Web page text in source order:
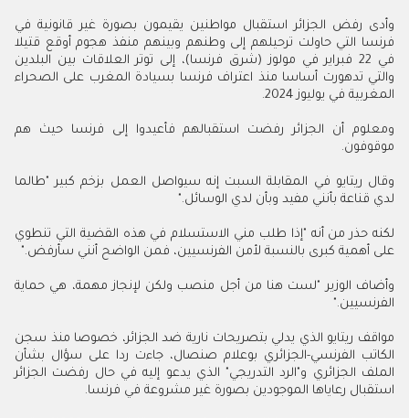
وأدى رفض الجزائر استقبال مواطنين يقيمون بصورة غير قانونية في
فرنسا التي حاولت ترحيلهم إلى وطنهم وبينهم منفذ هجوم أوقع قتيلا
في 22 فبراير في مولوز (شرق فرنسا)، إلى توتر العلاقات بين البلدين
والتي تدهورت أساسا منذ اعتراف فرنسا بسيادة المغرب على الصحراء
المغربية في يوليوز 2024
.
ومعلوم أن الجزائر رفضت استقبالهم فأعيدوا إلى فرنسا حيث هم
موقوفون.
وقال ريتايو في المقابلة السبت إنه سيواصل العمل بزخم كبير "طالما
لدي قناعة بأنني مفيد وبأن لدي الوسائل".
لكنه حذر من أنه "إذا طلب مني الاستسلام في هذه القضية التي تنطوي
على أهمية كبرى بالنسبة لأمن الفرنسيين، فمن الواضح أنني سأرفض".
وأضاف الوزير "لست هنا من أجل منصب ولكن لإنجاز مهمة، هي حماية
الفرنسيين".
مواقف ريتايو الذي يدلي بتصريحات نارية ضد الجزائر، خصوصا منذ سجن
الكاتب الفرنسي-الجزائري بوعلام صنصال، جاءت ردا على سؤال بشأن
الملف الجزائري و"الرد التدريجي" الذي يدعو إليه في حال رفضت الجزائر
استقبال رعاياها الموجودين بصورة غير مشروعة في فرنسا.